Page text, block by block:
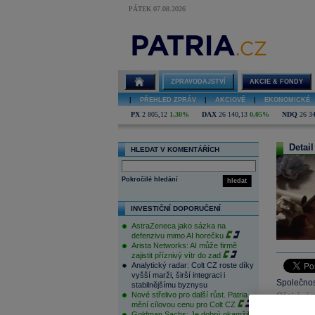
PÁTEK 07.08.2026
ZPRAVODAJSTVÍ AKCIE & FONDY
PŘEHLED ZPRÁV AKCIOVÉ EKONOMICKÉ
PX 2 805,12 1,30% DAX 26 140,13 0,05% NDQ 26
HLEDAT V KOMENTÁŘÍCH
hledat
Pokročilé hledání
INVESTIČNÍ DOPORUČENÍ
AstraZeneca jako sázka na
defenzivu mimo AI horečku
Arista Networks: AI může firmě
zajistit příznivý vítr do zad
Analytický radar: Colt CZ roste díky
vyšší marži, širší integraci i
stabilnějšímu byznysu
Nové střelivo pro další růst. Patria
mění cílovou cenu pro Colt CZ